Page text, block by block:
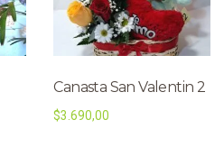
Canasta San Valentin 2
$3.690,00